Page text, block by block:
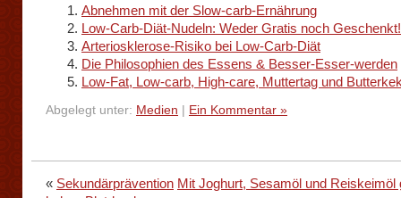
Abnehmen mit der Slow-carb-Ernährung
Low-Carb-Diät-Nudeln: Weder Gratis noch Geschenkt!
Arteriosklerose-Risiko bei Low-Carb-Diät
Die Philosophien des Essens & Besser-Esser-werden
Low-Fat, Low-carb, High-care, Muttertag und
Abgelegt unter: Medien Ein Kommentar »
« Sekundärprävention Mit Joghurt, Sesamöl und Reiskeimöl